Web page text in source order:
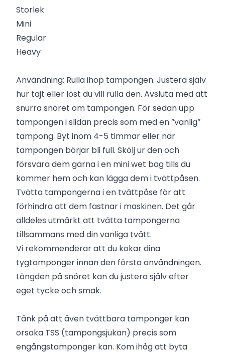
Storlek
Mini
Regular
Heavy
Användning: Rulla ihop tampongen. Justera själv
hur tajt eller löst du vill rulla den. Avsluta med att
snurra snöret om tampongen. För sedan upp
tampongen i slidan precis som med en ”vanlig”
tampong. Byt inom 4-5 timmar eller när
tampongen börjar bli full. Skölj ur den och
försvara dem gärna i en mini wet bag tills du
kommer hem och kan lägga dem i tvättpåsen.
Tvätta tampongerna i en tvättpåse för att
förhindra att dem fastnar i maskinen. Det går
alldeles utmärkt att tvätta tampongerna
tillsammans med din vanliga tvätt.
Vi rekommenderar att du kokar dina
tygtamponger innan den första användningen.
Längden på snöret kan du justera själv efter
eget tycke och smak.
Tänk på att även tvättbara tamponger kan
orsaka TSS (tampongsjukan) precis som
engångstamponger kan. Kom ihåg att byta